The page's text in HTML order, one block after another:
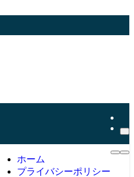
ホーム
プライバシーポリシー